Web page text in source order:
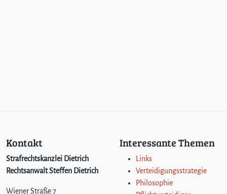
Kontakt
Strafrechtskanzlei Dietrich
Rechtsanwalt Steffen Dietrich
Wiener Straße 7
Interessante Themen
Links
Verteidigungsstrategie
Philosophie